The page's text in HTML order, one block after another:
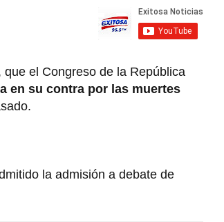
el Congreso de la República
en su contra por las muertes
la admisión a debate de